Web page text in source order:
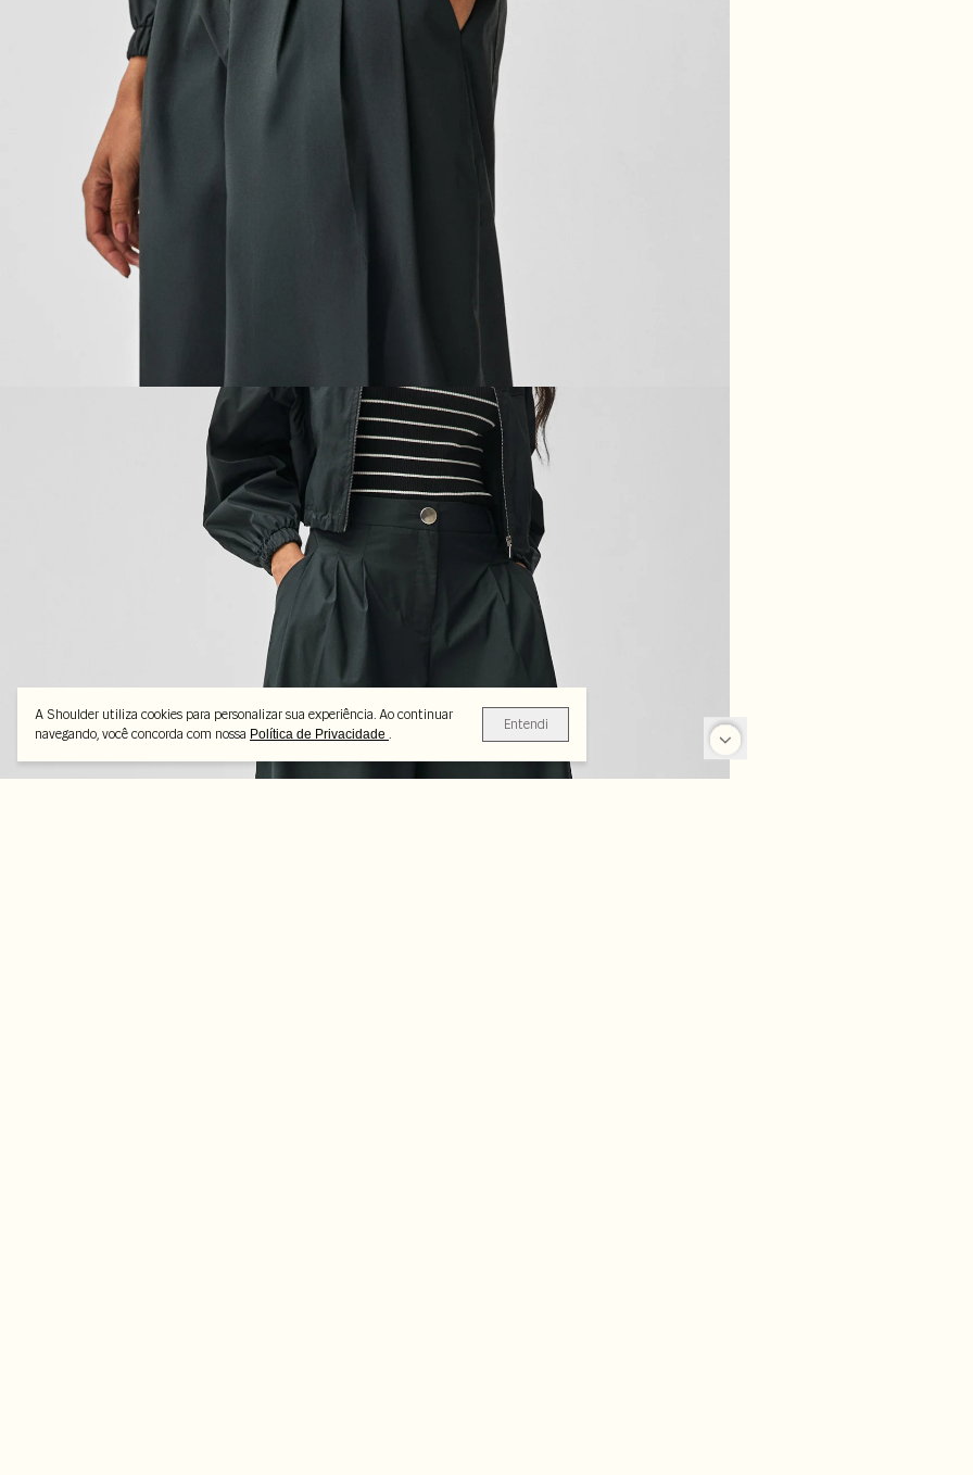
A Shoulder utiliza cookies para personalizar sua experiência. Ao continuar
navegando, você concorda com nossa Política de Privacidade .
Entendi